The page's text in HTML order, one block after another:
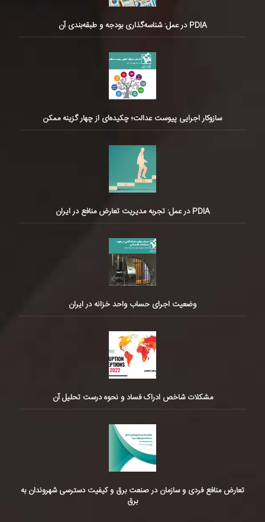
PDIA در عمل: شناسه‌گذاری بودجه و طبقه‌بندی آن
سازوکار اجرایی پیوست عدالت؛ چکیده‌ای از چهار گزینه ممکن
PDIA در عمل: تجربه مدیریت تعارض منافع در ایران
وضعیت اجرای حساب واحد خزانه در ایران
مشکلات شاخص ادراک فساد و نحوه درست تحلیل آن
تعارض منافع فردی و سازمان در صنعت برق و کیفیت دسترسی شهروندان به
برق